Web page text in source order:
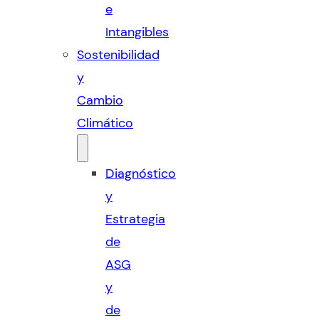
e
Intangibles
Sostenibilidad
y
Cambio
Climático
Diagnóstico
y
Estrategia
de
ASG
y
de